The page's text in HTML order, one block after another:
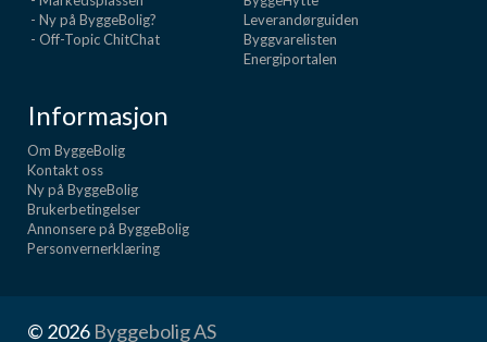
- Ny på ByggeBolig?
- Off-Topic ChitChat
Leverandørguiden
Byggvarelisten
Energiportalen
Informasjon
Om ByggeBolig
Kontakt oss
Ny på ByggeBolig
Brukerbetingelser
Annonsere på ByggeBolig
Personvernerklæring
© 2026 Byggebolig AS